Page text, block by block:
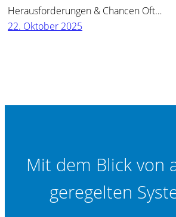
Herausforderungen & Chancen Oft…
22. Oktober 2025
Mit dem Blick von
geregelten